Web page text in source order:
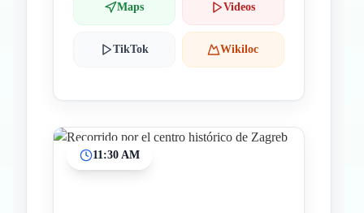
Maps Videos
TikTok Wikiloc
11:30 AM